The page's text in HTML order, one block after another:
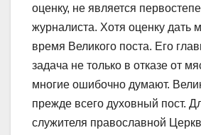
оценку, не является
журналиста. Хотя оценку дать
время Великого поста. Его
задача не только в отказе от
многие ошибочно думают.
прежде всего духовный пост.
служителя православной